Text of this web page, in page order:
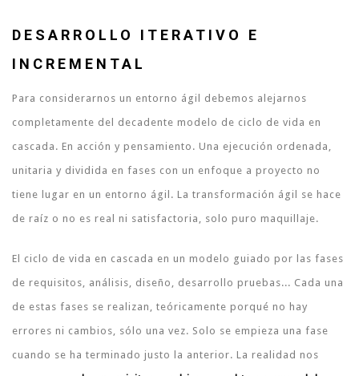
DESARROLLO ITERATIVO E
INCREMENTAL
Para considerarnos un entorno ágil debemos alejarnos
completamente del decadente modelo de ciclo de vida en
cascada. En acción y pensamiento. Una ejecución ordenada,
unitaria y dividida en fases con un enfoque a proyecto no
tiene lugar en un entorno ágil. La transformación ágil se hace
de raíz o no es real ni satisfactoria, solo puro maquillaje.
El ciclo de vida en cascada en un modelo guiado por las fases
de requisitos, análisis, diseño, desarrollo pruebas... Cada una
de estas fases se realizan, teóricamente porqué no hay
errores ni cambios, sólo una vez. Solo se empieza una fase
cuando se ha terminado justo la anterior. La realidad nos